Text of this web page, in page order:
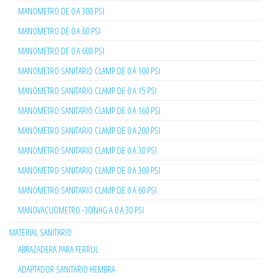
MANOMETRO DE 0 A 300 PSI
MANOMETRO DE 0 A 60 PSI
MANOMETRO DE 0 A 600 PSI
MANOMETRO SANITARIO CLAMP DE 0 A 100 PSI
MANOMETRO SANITARIO CLAMP DE 0 A 15 PSI
MANOMETRO SANITARIO CLAMP DE 0 A 160 PSI
MANOMETRO SANITARIO CLAMP DE 0 A 200 PSI
MANOMETRO SANITARIO CLAMP DE 0 A 30 PSI
MANOMETRO SANITARIO CLAMP DE 0 A 300 PSI
MANOMETRO SANITARIO CLAMP DE 0 A 60 PSI
MANOVACUOMETRO -30INHG A 0 A 30 PSI
MATERIAL SANITARIO
ABRAZADERA PARA FERRUL
ADAPTADOR SANITARIO HEMBRA